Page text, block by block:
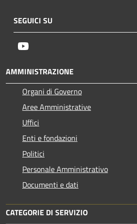
SEGUICI SU
AMMINISTRAZIONE
Organi di Governo
Aree Amministrative
Uffici
Enti e fondazioni
Politici
Personale Amministrativo
Documenti e dati
CATEGORIE DI SERVIZIO